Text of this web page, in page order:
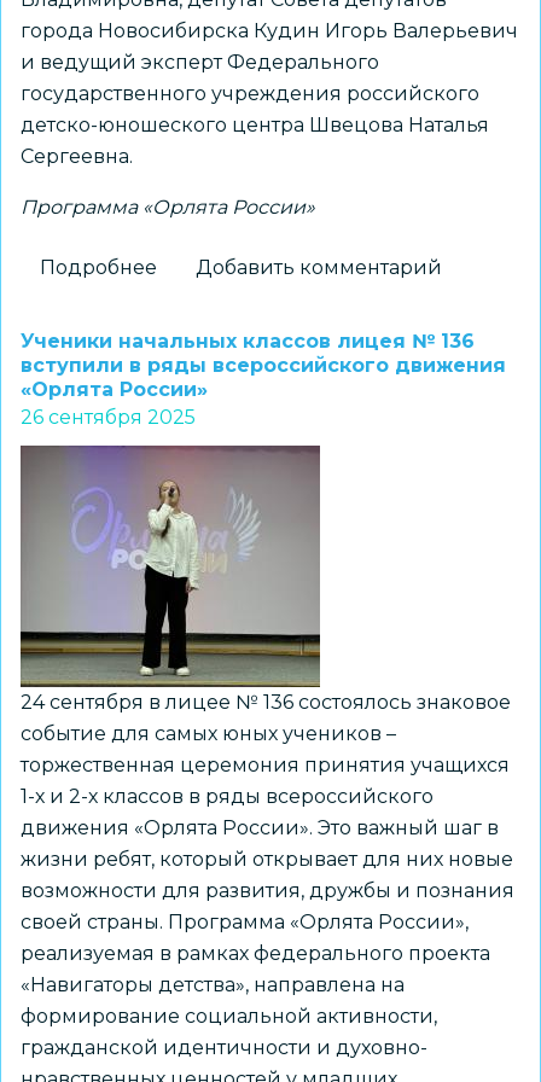
города Новосибирска Кудин Игорь Валерьевич
и ведущий эксперт Федерального
государственного учреждения российского
детско-юношеского центра Швецова Наталья
Сергеевна.
Программа «Орлята России»
Подробнее
сада
№
398
«Ласточка»
стали
Орлятами
России
Добавить комментарий
Ученики начальных классов лицея № 136
вступили в ряды всероссийского движения
«Орлята России»
26 сентября 2025
24 сентября в лицее № 136 состоялось знаковое
событие для самых юных учеников –
торжественная церемония принятия учащихся
1-х и 2-х классов в ряды всероссийского
движения «Орлята России». Это важный шаг в
жизни ребят, который открывает для них новые
возможности для развития, дружбы и познания
своей страны. Программа «Орлята России»,
реализуемая в рамках федерального проекта
«Навигаторы детства», направлена на
формирование социальной активности,
гражданской идентичности и духовно-